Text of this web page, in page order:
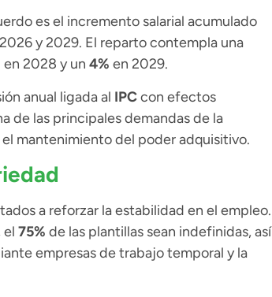
es el incremento salarial acumulado
y 2029. El reparto contempla una
en 2028 y un 4% en 2029.
anual ligada al IPCcon efectos
de las principales demandas de la
mantenimiento del poder adquisitivo.
a reforzar la estabilidad en el empleo.
el 75% de las plantillas sean indefinidas, así
empresas de trabajo temporal y la